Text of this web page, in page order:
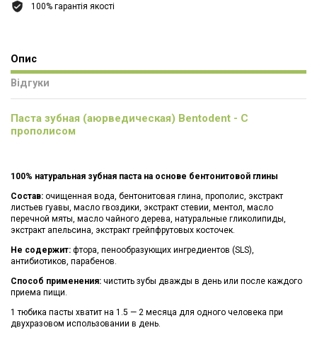
100% гарантія якості
Опис
Відгуки
Паста зубная (аюрведическая) Bentodent - С
прополисом
100% натуральная зубная паста на основе бентонитовой глины
Состав: очищенная вода, бентонитовая глина, прополис, экстракт
листьев гуавы, масло гвоздики, экстракт стевии, ментол, масло
перечной мяты, масло чайного дерева, натуральные гликолипиды,
экстракт апельсина, экстракт грейпфрутовых косточек.
Не содержит: фтора, пенообразующих ингредиентов (SLS),
антибиотиков, парабенов.
Способ применения: чистить зубы дважды в день или после каждого
приема пищи.
1 тюбика пасты хватит на 1.5 — 2 месяца для одного человека при
двухразовом использовании в день.